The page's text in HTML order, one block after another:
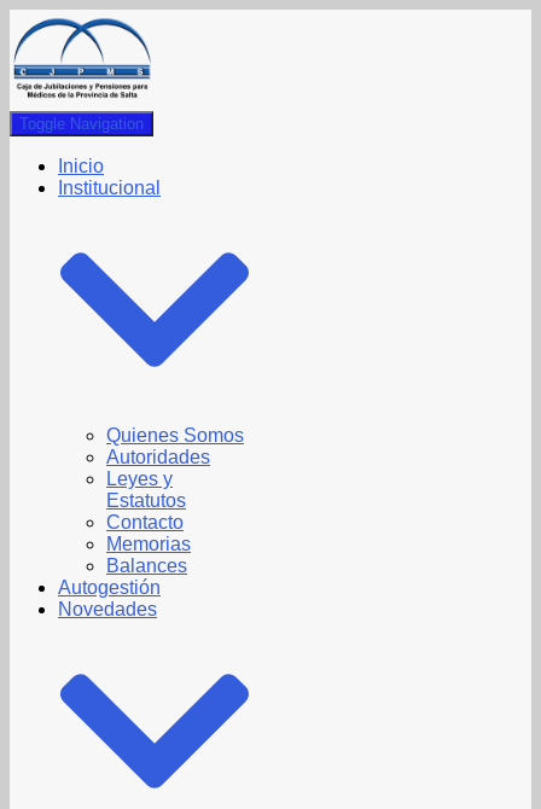
Toggle Navigation
Inicio
Institucional
Quienes Somos
Autoridades
Leyes y
Estatutos
Contacto
Memorias
Balances
Autogestión
Novedades